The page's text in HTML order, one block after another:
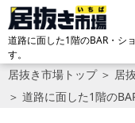
道路に面した1階のBAR・シ
す。
居抜き市場トップ＞ 居
＞ 道路に面した1階の